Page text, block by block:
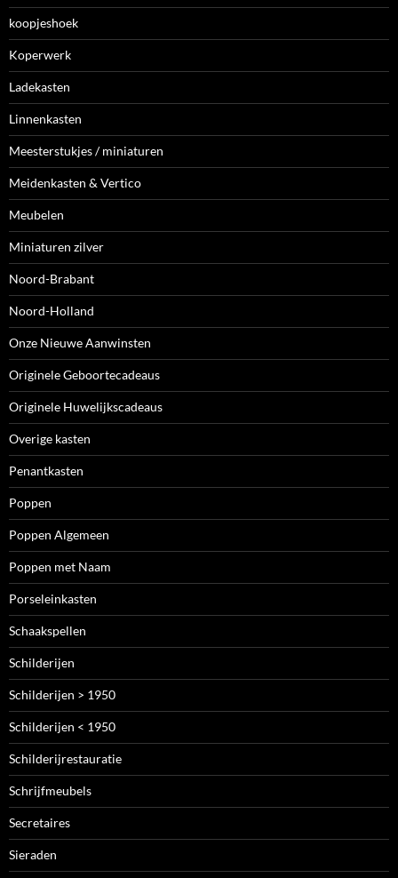
koopjeshoek
Koperwerk
Ladekasten
Linnenkasten
Meesterstukjes / miniaturen
Meidenkasten & Vertico
Meubelen
Miniaturen zilver
Noord-Brabant
Noord-Holland
Onze Nieuwe Aanwinsten
Originele Geboortecadeaus
Originele Huwelijkscadeaus
Overige kasten
Penantkasten
Poppen
Poppen Algemeen
Poppen met Naam
Porseleinkasten
Schaakspellen
Schilderijen
Schilderijen > 1950
Schilderijen < 1950
Schilderijrestauratie
Schrijfmeubels
Secretaires
Sieraden